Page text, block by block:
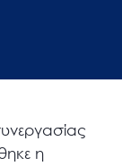
η